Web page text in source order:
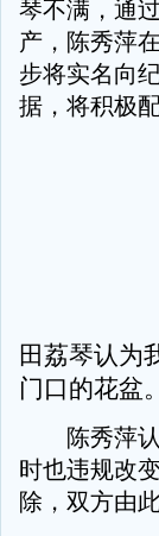
琴不满，通
产，陈秀萍
步将实名向
据，将积极
田荔琴认为
门口的花盆
陈秀萍认
时也违规改
除，双方由